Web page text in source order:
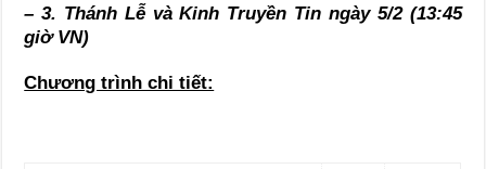
– 3. Thánh Lễ và Kinh Truyền Tin ngày 5/2 (13:45
giờ VN)
Chương trình chi tiết: